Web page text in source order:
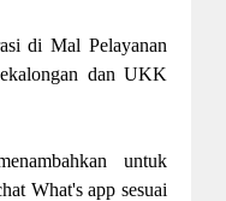
di Mal Pelayanan
dan UKK
untuk
What's app sesuai